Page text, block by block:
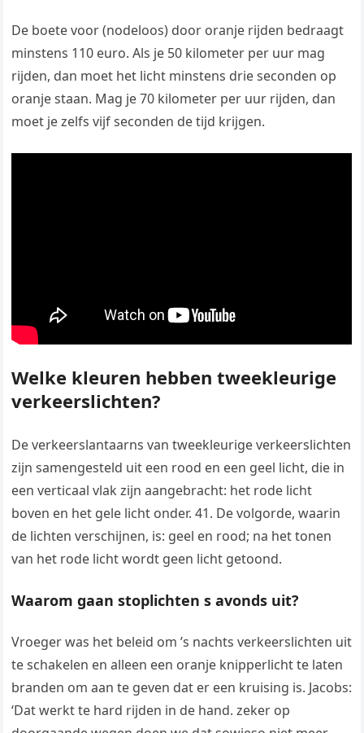
De boete voor (nodeloos) door oranje rijden bedraagt
minstens 110 euro. Als je 50 kilometer per uur mag
rijden, dan moet het licht minstens drie seconden op
oranje staan. Mag je 70 kilometer per uur rijden, dan
moet je zelfs vijf seconden de tijd krijgen.
Welke kleuren hebben tweekleurige
verkeerslichten?
De verkeerslantaarns van tweekleurige verkeerslichten
zijn samengesteld uit een rood en een geel licht, die in
een verticaal vlak zijn aangebracht: het rode licht
boven en het gele licht onder. 41. De volgorde, waarin
de lichten verschijnen, is: geel en rood; na het tonen
van het rode licht wordt geen licht getoond.
Waarom gaan stoplichten s avonds uit?
Vroeger was het beleid om ’s nachts verkeerslichten uit
te schakelen en alleen een oranje knipperlicht te laten
branden om aan te geven dat er een kruising is. Jacobs:
‘Dat werkt te hard rijden in de hand. zeker op